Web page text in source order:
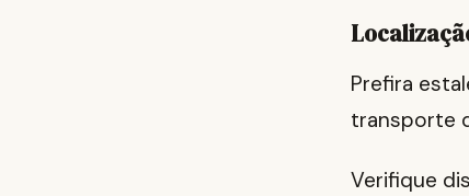
Prefira
transporte
Verifique